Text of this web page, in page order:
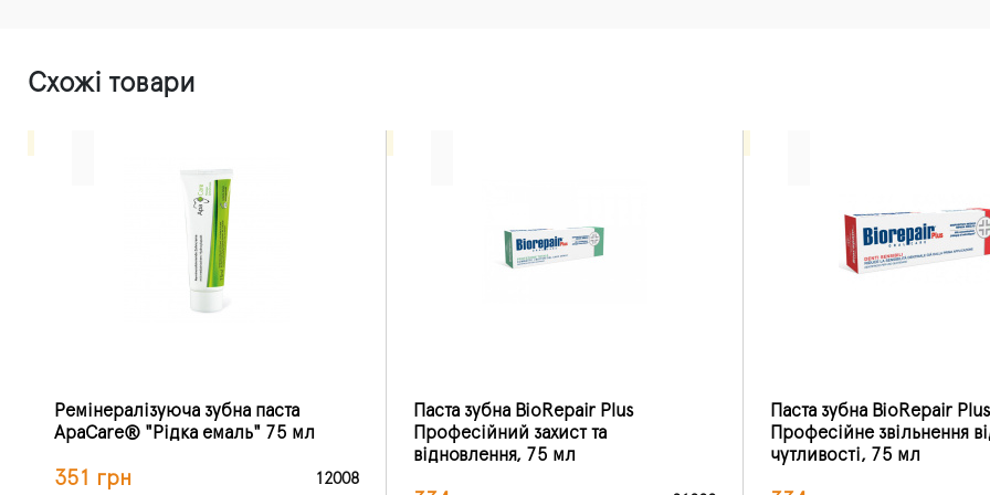
Схожі товари
Ремінералізуюча зубна паста
ApaCare® "Рідка емаль" 75 мл
351 грн 12008
Паста зубна BioRepair Plus
Професійний захист та
відновлення, 75 мл
Паста зубна BioRepair Plus
Професійне звільнення
чутливості, 75 мл